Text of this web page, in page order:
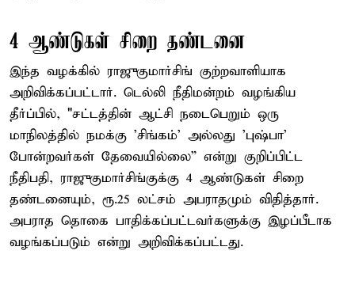
4 ஆண்டுகள் சிறை தண்டனை
இந்த வழக்கில் ராஜுகுமார்சிங் குற்றவாளியாக
அறிவிக்கப்பட்டார். டெல்லி நீதிமன்றம் வழங்கிய
தீர்ப்பில், "சட்டத்தின் ஆட்சி நடைபெறும் ஒரு
மாநிலத்தில் நமக்கு 'சிங்கம்' அல்லது 'புஷ்பா'
போன்றவர்கள் தேவையில்லை” என்று குறிப்பிட்ட
நீதிபதி, ராஜுகுமார்சிங்குக்கு 4 ஆண்டுகள் சிறை
தண்டனையும், ரூ.25 லட்சம் அபராதமும் விதித்தார்.
அபராத தொகை பாதிக்கப்பட்டவர்களுக்கு இழப்பீடாக
வழங்கப்படும் என்று அறிவிக்கப்பட்டது.